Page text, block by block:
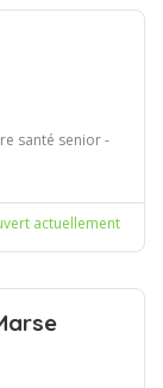
santé senior -
actuellement